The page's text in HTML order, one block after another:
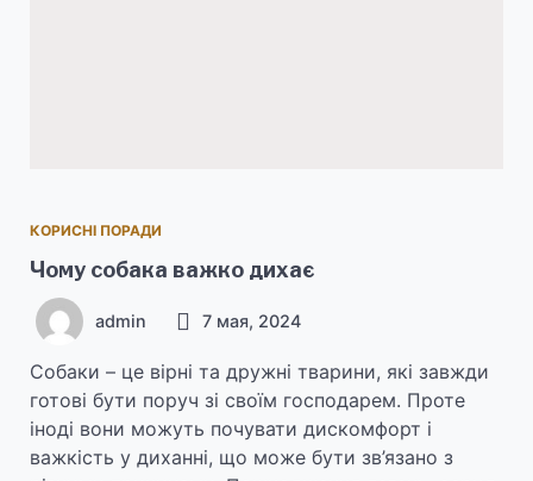
КОРИСНІ ПОРАДИ
Чому собака важко дихає
admin 7 мая, 2024
Собаки – це вірні та дружні тварини, які завжди
готові бути поруч зі своїм господарем. Проте
іноді вони можуть почувати дискомфорт і
важкість у диханні, що може бути зв’язано з